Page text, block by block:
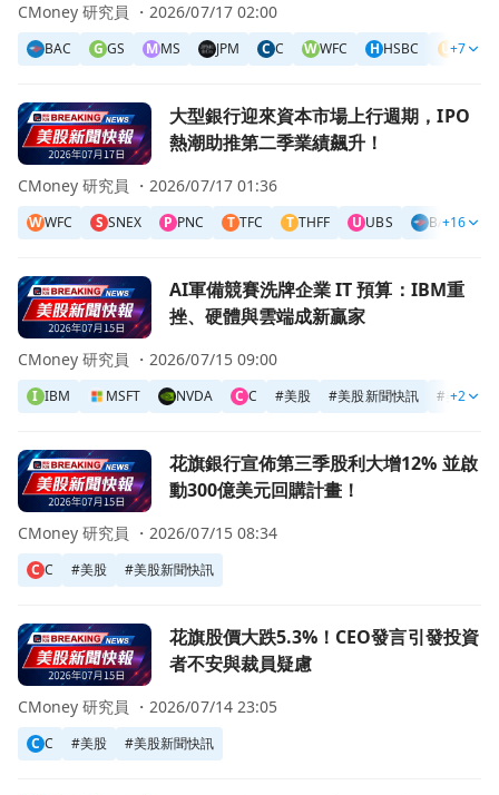
BAC G GS MMS JPM C C WWFC H HSBC U UBS
+7
CMoney 研究員 ・ 2026/07/17 02:00
前往大型銀行迎來資本市場上行週期，IPO熱潮助推第二季
大型銀行迎來資本市場上行週期，IPO
熱潮助推第二季業績飆升！
WWFC S SNEX P PNC T TFC T THFF U UBS BAC B
+16
CMoney 研究員 ・ 2026/07/17 01:36
前往AI軍備競賽洗牌企業 IT 預算：IBM重挫、硬體與雲端成
AI軍備競賽洗牌企業 IT 預算：IBM重
挫、硬體與雲端成新贏家
I IBM MSFT NVDA C C #美股 #美股新聞快訊 # 美股精
+2
CMoney 研究員 ・ 2026/07/15 09:00
前往花旗銀行宣佈第三季股利大增12% 並啟動300億美元回
花旗銀行宣佈第三季股利大增12% 並啟
動300億美元回購計畫！
C C #美股 #美股新聞快訊
CMoney 研究員 ・ 2026/07/15 08:34
前往花旗股價大跌5.3%！CEO發言引發投資者不安與裁員疑
花旗股價大跌5.3%！CEO發言引發投資
者不安與裁員疑慮
C C #美股 #美股新聞快訊
CMoney 研究員 ・ 2026/07/14 23:05